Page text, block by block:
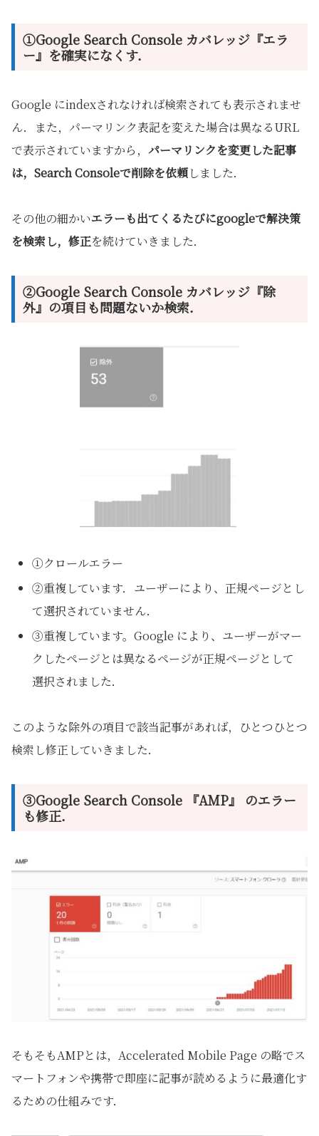
①Google Search Console カバレッジ『エラ
ー』を確実になくす．
Google にindexされなければ検索されても表示されませ
ん．また，パーマリンク表記を変えた場合は異なるURL
で表示されていますから， パーマリンクを変更した記事
は，Search Consoleで削除を依頼しました．
その他の細かいエラーも出てくるたびにgoogleで解決策
を検索し，修正を続けていきました．
②Google Search Console カバレッジ『除
外』の項目も問題ないか検索．
①クロールエラー
②重複しています．ユーザーにより、正規ページとし
て選択されていません．
③重複しています。Google により、ユーザーがマー
クしたページとは異なるページが正規ページとして
選択されました．
このような除外の項目で該当記事があれば，ひとつひとつ
検索し修正していきました．
③Google Search Console 『AMP』 のエラー
も修正．
そもそもAMPとは，Accelerated Mobile Page の略でス
マートフォンや携帯で即座に記事が読めるように最適化す
るための仕組みです．